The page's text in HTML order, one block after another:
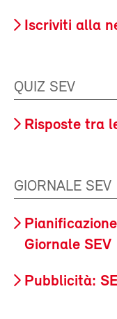
Iscriviti alla
QUIZ SEV
Risposte tra
GIORNALE SEV
Giornale SEV
Pubblicità: